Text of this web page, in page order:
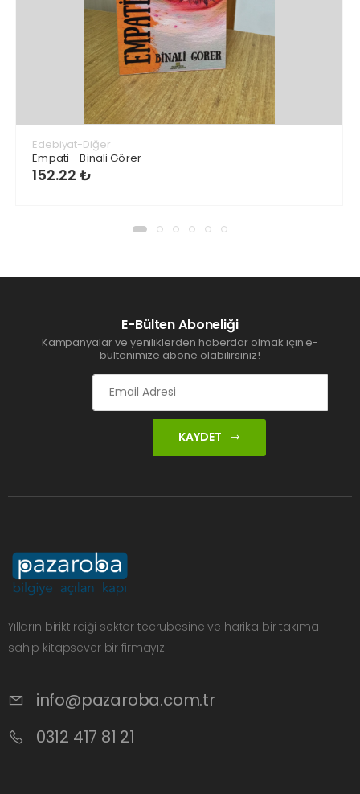
Edebiyat-Diğer
Empati - Binali Görer
152.22 ₺
E-Bülten Aboneliği
Kampanyalar ve yeniliklerden haberdar olmak için e-
bültenimize abone olabilirsiniz!
KAYDET
Yılların biriktirdiği sektör tecrübesine ve harika bir takıma
sahip kitapsever bir firmayız
info@pazaroba.com.tr
0312 417 81 21